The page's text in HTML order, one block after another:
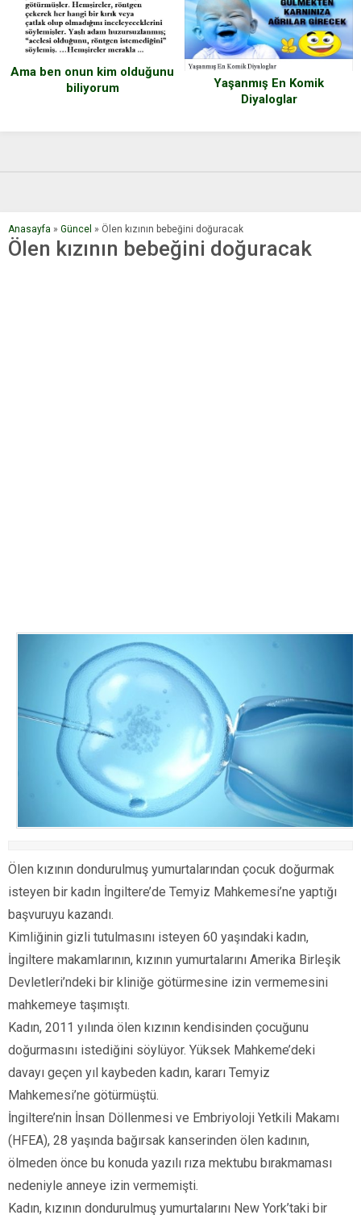
Ama ben onun kim olduğunu
biliyorum
Yaşanmış En Komik
Diyaloglar
Anasayfa » Güncel » Ölen kızının bebeğini doğuracak
Ölen kızının bebeğini doğuracak
Ölen kızının dondurulmuş yumurtalarından çocuk doğurmak
isteyen bir kadın İngiltere’de Temyiz Mahkemesi’ne yaptığı
başvuruyu kazandı.
Kimliğinin gizli tutulmasını isteyen 60 yaşındaki kadın,
İngiltere makamlarının, kızının yumurtalarını Amerika Birleşik
Devletleri’ndeki bir kliniğe götürmesine izin vermemesini
mahkemeye taşımıştı.
Kadın, 2011 yılında ölen kızının kendisinden çocuğunu
doğurmasını istediğini söylüyor. Yüksek Mahkeme’deki
davayı geçen yıl kaybeden kadın, kararı Temyiz
Mahkemesi’ne götürmüştü.
İngiltere’nin İnsan Döllenmesi ve Embriyoloji Yetkili Makamı
(HFEA), 28 yaşında bağırsak kanserinden ölen kadının,
ölmeden önce bu konuda yazılı rıza mektubu bırakmaması
nedeniyle anneye izin vermemişti.
Kadın, kızının dondurulmuş yumurtalarını New York’taki bir